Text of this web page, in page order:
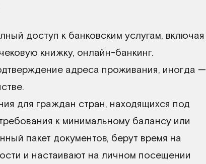
доступ к банковским услугам, включая
книжку, онлайн-банкинг.
адреса проживания, иногда —
для граждан стран, находящихся под
к минимальному балансу или
пакет документов, берут время на
и настаивают на личном посещении